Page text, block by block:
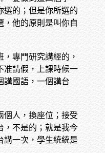
選的；但是你所選的
，他的原則是叫你自
專門研究講經的，
准請假，上課時候一
講國語，一個講台
個人，換座位；接受
，不是的；就是我今
講一次，學生統統是